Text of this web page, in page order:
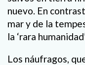
nuevo. En
mar y de la
la ‘rara
Los náufragos,